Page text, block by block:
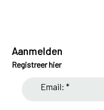
Aanmelden
Registreer hier
Email: *